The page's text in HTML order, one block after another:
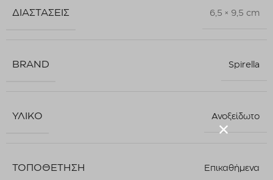
ΔΙΑΣΤΆΣΕΙΣ 6,5 × 9,5 cm
BRAND Spirella
ΥΛΙΚΌ Ανοξείδωτο
ΤΟΠΟΘΈΤΗΣΗ Επικαθήμενα